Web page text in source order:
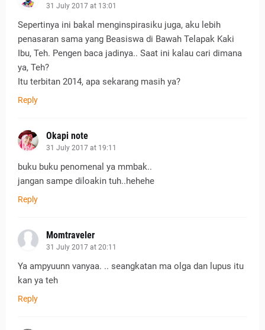
31 July 2017 at 13:01
Sepertinya ini bakal menginspirasiku juga, aku lebih
penasaran sama yang Beasiswa di Bawah Telapak Kaki
Ibu, Teh. Pengen baca jadinya.. Saat ini kalau cari dimana
ya, Teh?
Itu terbitan 2014, apa sekarang masih ya?
Reply
Okapi note
31 July 2017 at 19:11
buku buku penomenal ya mmbak..
jangan sampe diloakin tuh..hehehe
Reply
Momtraveler
31 July 2017 at 20:11
Ya ampyuunn vanyaa. .. seangkatan ma olga dan lupus itu
kan ya teh
Reply